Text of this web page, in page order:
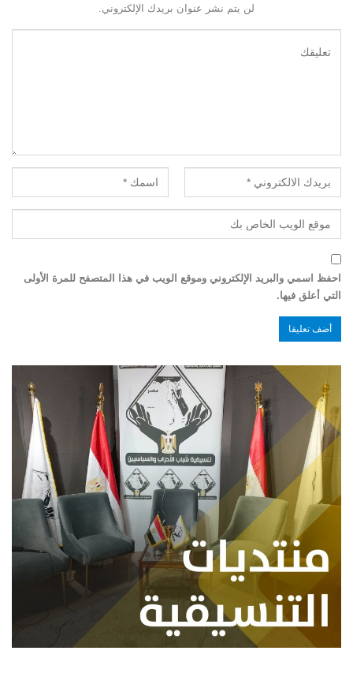
لن يتم نشر عنوان بريدك الإلكتروني.
احفظ اسمي والبريد الإلكتروني وموقع الويب في هذا المتصفح للمرة الأولى
التي أعلق فيها.